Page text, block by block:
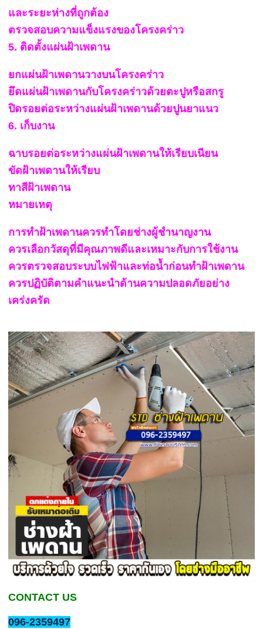
และระยะห่างที่ถูกต้อง
ตรวจสอบความแข็งแรงของโครงคร่าว
5. ติดตั้งแผ่นฝ้าเพดาน
ยกแผ่นฝ้าเพดานวางบนโครงคร่าว
ยึดแผ่นฝ้าเพดานกับโครงคร่าวด้วยตะปูหรือสกรู
ปิดรอยต่อระหว่างแผ่นฝ้าเพดานด้วยปูนยาแนว
6. เก็บงาน
ฉาบรอยต่อระหว่างแผ่นฝ้าเพดานให้เรียบเนียน
ขัดฝ้าเพดานให้เรียบ
ทาสีฝ้าเพดาน
หมายเหตุ
การทำฝ้าเพดานควรทำโดยช่างผู้ชำนาญงาน
ควรเลือกวัสดุที่มีคุณภาพดีและเหมาะกับการใช้งาน
ควรตรวจสอบระบบไฟฟ้าและท่อน้ำก่อนทำฝ้าเพดาน
ควรปฏิบัติตามคำแนะนำด้านความปลอดภัยอย่าง
เคร่งครัด
CONTACT US
096-2359497